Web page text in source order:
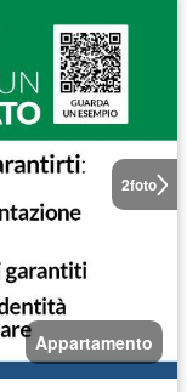
2foto
Appartamento